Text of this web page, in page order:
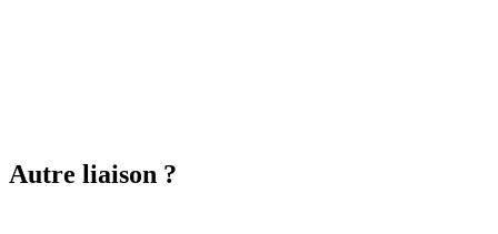
Autre liaison ?